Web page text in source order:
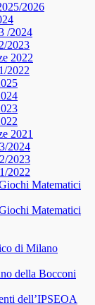
2026
/2024
2023
2022
2022
2021
2024
2023
2022
Matematici
Matematici
di Milano
della Bocconi
dell’IPSEOA